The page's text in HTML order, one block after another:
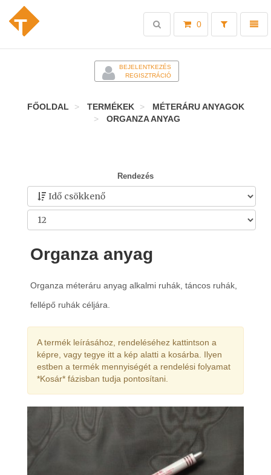
Toggle
0
Toggle
search
BEJELENTKEZÉS
REGISZTRÁCIÓ
FŐOLDAL TERMÉKEK
MÉTERÁRU ANYAGOK
ORGANZA ANYAG
Rendezés
Organza anyag
Organza méteráru anyag alkalmi ruhák, táncos ruhák,
fellépő ruhák céljára.
A termék leírásához, rendeléséhez kattintson a
képre, vagy tegye itt a kép alatti a kosárba. Ilyen
estben a termék mennyiségét a rendelési folyamat
*Kosár* fázisban tudja pontosítani.